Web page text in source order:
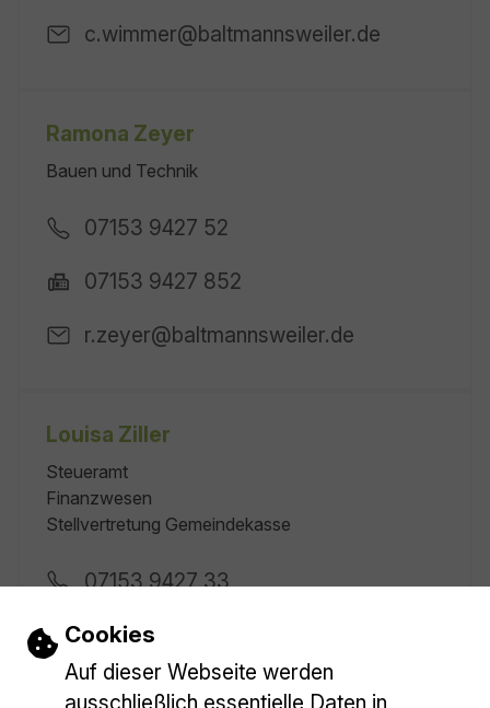
Einstellungen zu Cookies und
Cookies
Auf dieser Webseite werden
c.wimmer@baltmannsweiler.de
Ramona Zeyer
Bauen und Technik
07153 9427 52
07153 9427 852
r.zeyer@baltmannsweiler.de
Louisa Ziller
Steueramt
Finanzwesen
Stellvertretung Gemeindekasse
07153 9427 33
07153 9427 833
l.ziller@baltmannsweiler.de